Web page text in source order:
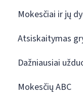
Mokesčiai ir jų
Atsiskaitymas
Dažniausiai
Mokesčių ABC